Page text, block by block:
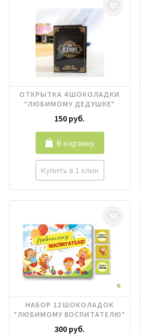
ОТКРЫТКА 4 ШОКОЛАДКИ
"ЛЮБИМОМУ ДЕДУШКЕ"
150 руб.
Купить в 1 клик
В корзину
НАБОР 12 ШОКОЛАДОК
"ЛЮБИМОМУ ВОСПИТАТЕЛЮ"
300 руб.